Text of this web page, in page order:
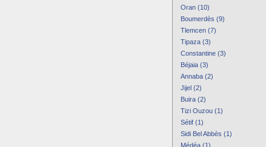
Oran (10)
Boumerdès (9)
Tlemcen (7)
Tipaza (3)
Constantine (3)
Béjaia (3)
Annaba (2)
Jijel (2)
Buira (2)
Tizi Ouzou (1)
Sétif (1)
Sidi Bel Abbès (1)
Médéa (1)